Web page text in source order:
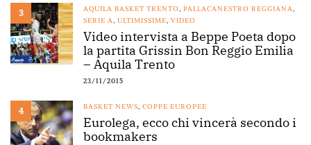
3 AQUILA BASKET TRENTO, PALLACANESTRO REGGIANA,
SERIE A, ULTIMISSIME, VIDEO
Video intervista a Beppe Poeta dopo
la partita Grissin Bon Reggio Emilia
– Aquila Trento
23/11/2015
4 BASKET NEWS, COPPE EUROPEE
Eurolega, ecco chi vincerà secondo i
bookmakers